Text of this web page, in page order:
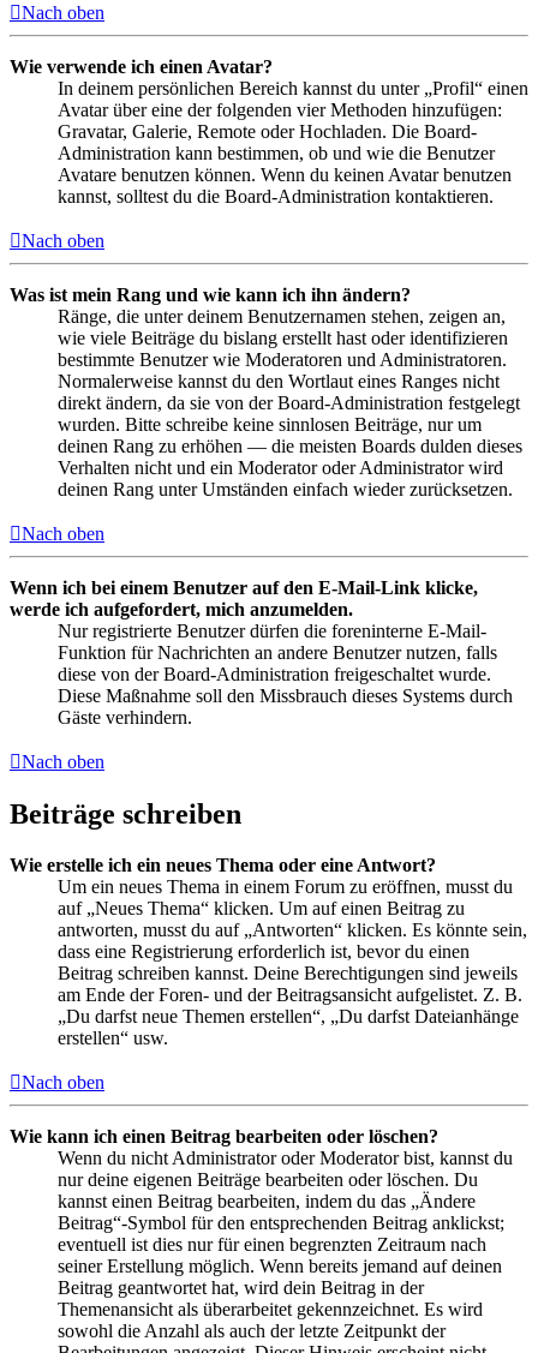
Nach oben
Wie verwende ich einen Avatar?
In deinem persönlichen Bereich kannst du unter „Profil“ einen
Avatar über eine der folgenden vier Methoden hinzufügen:
Gravatar, Galerie, Remote oder Hochladen. Die Board-
Administration kann bestimmen, ob und wie die Benutzer
Avatare benutzen können. Wenn du keinen Avatar benutzen
kannst, solltest du die Board-Administration kontaktieren.
Nach oben
Was ist mein Rang und wie kann ich ihn ändern?
Ränge, die unter deinem Benutzernamen stehen, zeigen an,
wie viele Beiträge du bislang erstellt hast oder identifizieren
bestimmte Benutzer wie Moderatoren und Administratoren.
Normalerweise kannst du den Wortlaut eines Ranges nicht
direkt ändern, da sie von der Board-Administration festgelegt
wurden. Bitte schreibe keine sinnlosen Beiträge, nur um
deinen Rang zu erhöhen — die meisten Boards dulden dieses
Verhalten nicht und ein Moderator oder Administrator wird
deinen Rang unter Umständen einfach wieder zurücksetzen.
Nach oben
Wenn ich bei einem Benutzer auf den E-Mail-Link klicke,
werde ich aufgefordert, mich anzumelden.
Nur registrierte Benutzer dürfen die foreninterne E-Mail-
Funktion für Nachrichten an andere Benutzer nutzen, falls
diese von der Board-Administration freigeschaltet wurde.
Diese Maßnahme soll den Missbrauch dieses Systems durch
Gäste verhindern.
Nach oben
Beiträge schreiben
Wie erstelle ich ein neues Thema oder eine Antwort?
Um ein neues Thema in einem Forum zu eröffnen, musst du
auf „Neues Thema“ klicken. Um auf einen Beitrag zu
antworten, musst du auf „Antworten“ klicken. Es könnte sein,
dass eine Registrierung erforderlich ist, bevor du einen
Beitrag schreiben kannst. Deine Berechtigungen sind jeweils
am Ende der Foren- und der Beitragsansicht aufgelistet. Z. B.
„Du darfst neue Themen erstellen“, „Du darfst Dateianhänge
erstellen“ usw.
Nach oben
Wie kann ich einen Beitrag bearbeiten oder löschen?
Wenn du nicht Administrator oder Moderator bist, kannst du
nur deine eigenen Beiträge bearbeiten oder löschen. Du
kannst einen Beitrag bearbeiten, indem du das „Ändere
Beitrag“-Symbol für den entsprechenden Beitrag anklickst;
eventuell ist dies nur für einen begrenzten Zeitraum nach
seiner Erstellung möglich. Wenn bereits jemand auf deinen
Beitrag geantwortet hat, wird dein Beitrag in der
Themenansicht als überarbeitet gekennzeichnet. Es wird
sowohl die Anzahl als auch der letzte Zeitpunkt der